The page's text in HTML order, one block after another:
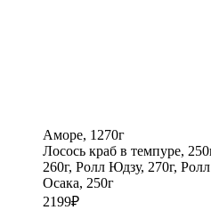
Аморе, 1270г
Лосось краб в темпуре,
260г, Ролл Юдзу, 270г,
Осака, 250г
2199₽